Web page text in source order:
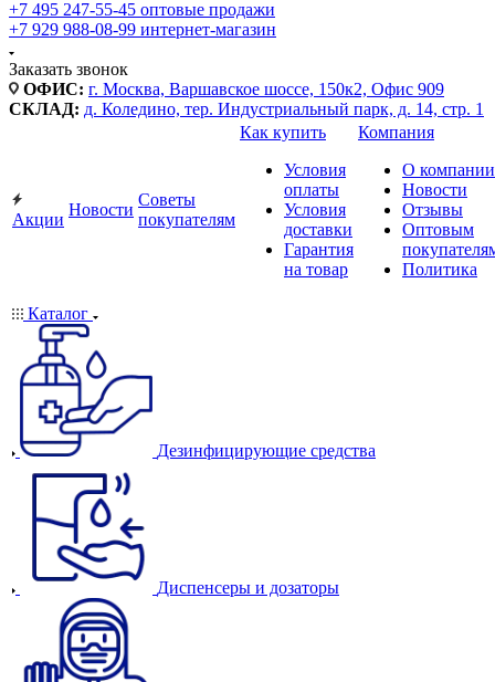
+7 495 247-55-45 оптовые продажи
+7 929 988-08-99 интернет-магазин
Заказать звонок
ОФИС: г. Москва, Варшавское шоссе, 150к2, Офис 909
СКЛАД: д. Коледино, тер. Индустриальный парк, д. 14, стр. 1
Акции
Новости
Советы
покупателям
Как купить
Условия
оплаты
Условия
доставки
Гарантия
на товар
Компания
О компании
Новости
Отзывы
Оптовым
Политика
Каталог
Дезинфицирующие средства
Диспенсеры и дозаторы